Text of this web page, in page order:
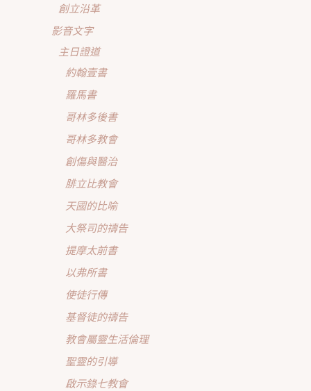
創立沿革
影音文字
主日證道
約翰壹書
羅馬書
哥林多後書
哥林多教會
創傷與醫治
腓立比教會
天國的比喻
大祭司的禱告
提摩太前書
以弗所書
使徒行傳
基督徒的禱告
教會屬靈生活倫理
聖靈的引導
啟示錄七教會